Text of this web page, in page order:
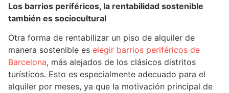
Los barrios periféricos, la rentabilidad sostenible
también es sociocultural
Otra forma de rentabilizar un piso de alquiler de
manera sostenible es elegir barrios periféricos de
Barcelona, más alejados de los clásicos distritos
turísticos. Esto es especialmente adecuado para el
alquiler por meses, ya que la motivación principal de